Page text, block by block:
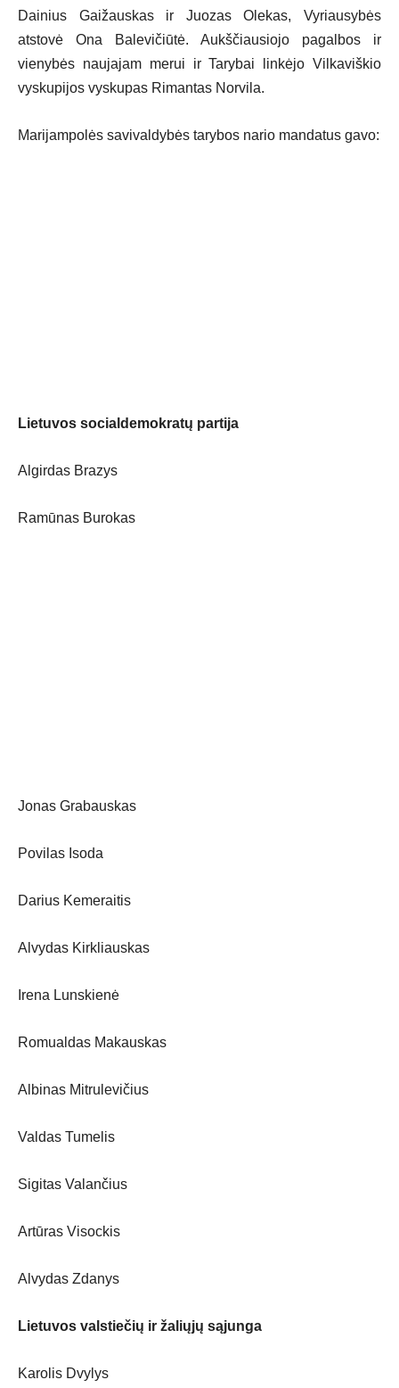
Dainius Gaižauskas ir Juozas Olekas, Vyriausybės
atstovė Ona Balevičiūtė. Aukščiausiojo pagalbos ir
vienybės naujajam merui ir Tarybai linkėjo Vilkaviškio
vyskupijos vyskupas Rimantas Norvila.
Marijampolės savivaldybės tarybos nario mandatus gavo:
Lietuvos socialdemokratų partija
Algirdas Brazys
Ramūnas Burokas
Jonas Grabauskas
Povilas Isoda
Darius Kemeraitis
Alvydas Kirkliauskas
Irena Lunskienė
Romualdas Makauskas
Albinas Mitrulevičius
Valdas Tumelis
Sigitas Valančius
Artūras Visockis
Alvydas Zdanys
Lietuvos valstiečių ir žaliųjų sąjunga
Karolis Dvylys